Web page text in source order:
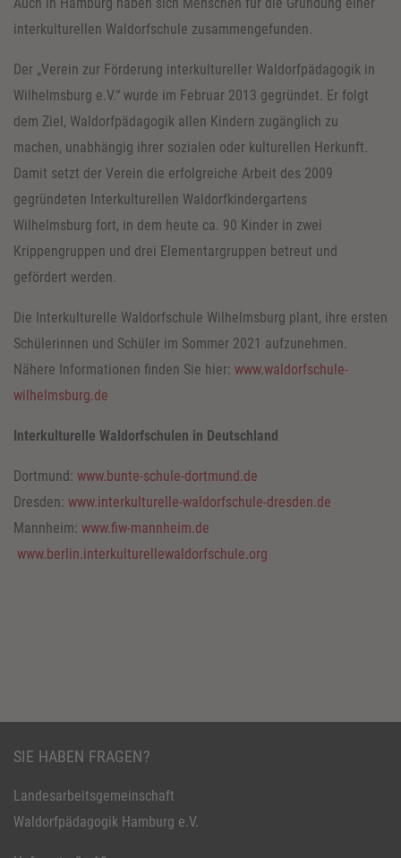
interkulturellen Waldorfschule zusammengefunden.
Der „Verein zur Förderung interkultureller Waldorfpädagogik in
Wilhelmsburg e.V.“ wurde im Februar 2013 gegründet. Er folgt
dem Ziel, Waldorfpädagogik allen Kindern zugänglich zu
machen, unabhängig ihrer sozialen oder kulturellen Herkunft.
Damit setzt der Verein die erfolgreiche Arbeit des 2009
gegründeten Interkulturellen Waldorfkindergartens
Wilhelmsburg fort, in dem heute ca. 90 Kinder in zwei
Krippengruppen und drei Elementargruppen betreut und
gefördert werden.
Die Interkulturelle Waldorfschule Wilhelmsburg plant, ihre ersten
Schülerinnen und Schüler im Sommer 2021 aufzunehmen.
Nähere Informationen finden Sie hier: www.waldorfschule-
wilhelmsburg.de
Interkulturelle Waldorfschulen in Deutschland
Dortmund: www.bunte-schule-dortmund.de
Dresden: www.interkulturelle-waldorfschule-dresden.de
Mannheim: www.fiw-mannheim.de
www.berlin.interkulturellewaldorfschule.org
SIE HABEN FRAGEN?
Landesarbeitsgemeinschaft
Waldorfpädagogik Hamburg e.V.